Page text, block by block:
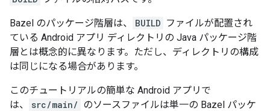
Bazel のパッケージ階層は、 BUILD ファイルが配置され
ている Android アプリ ディレクトリの Java パッケージ階
層とは概念的に異なります。ただし、ディレクトリの構成
は同じになる場合があります。
このチュートリアルの簡単な Android アプリで
は、
src/main/ のソースファイルは単一の Bazel パッケ